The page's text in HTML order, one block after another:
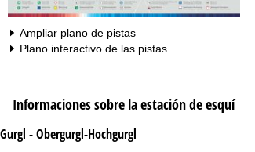
Ampliar plano de pistas
Plano interactivo de las pistas
Informaciones sobre la estación de esquí
Gurgl - Obergurgl-Hochgurgl